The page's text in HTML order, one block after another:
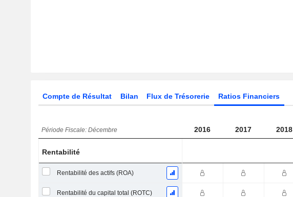
Compte de Résultat Bilan Flux de Trésorerie Ratios Financiers
Période Fiscale: Décembre 2016 2017 2018
Rentabilité
Rentabilité des actifs (ROA)
Rentabilité du capital total (ROTC)